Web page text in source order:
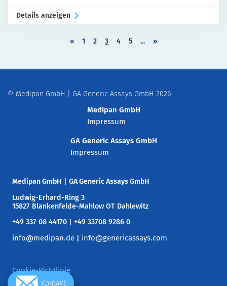
Details anzeigen
« 1 2 3 4 5 ... »
Medipan GmbH
GA Generic Assays GmbH
Ludwig-Erhard-Ring 3
15827 Blankenfelde-Mahlow OT Dahlewitz
+49 337 08 44170 | +49 33708 9286 0
info@medipan.de info@genericassays.com
Cookie-Richtlinie
Medipan GmbH
Impressum
GA Generic Assays GmbH
Impressum
© Medipan GmbH | GA Generic Assays GmbH 2026
Kontakt